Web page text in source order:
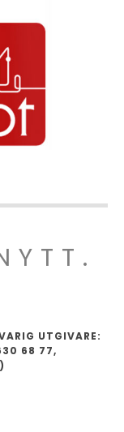
UTGIVARE:
68 77,